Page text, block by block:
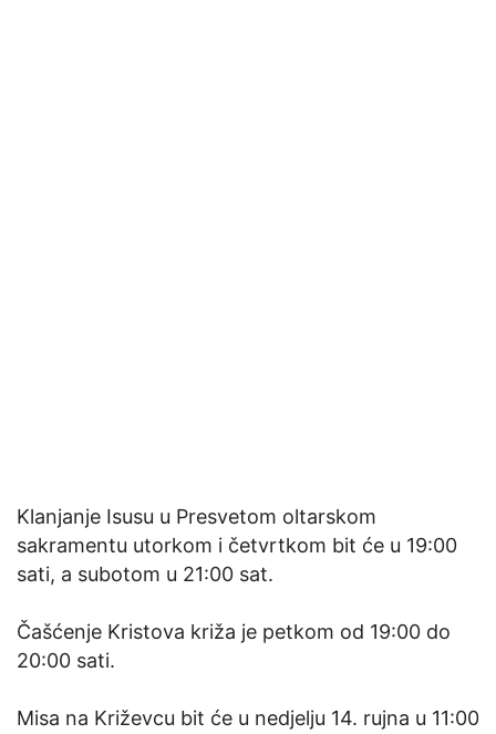
Klanjanje Isusu u Presvetom oltarskom
sakramentu utorkom i četvrtkom bit će u 19:00
sati, a subotom u 21:00 sat.
Čašćenje Kristova križa je petkom od 19:00 do
20:00 sati.
Misa na Križevcu bit će u nedjelju 14. rujna u 11:00